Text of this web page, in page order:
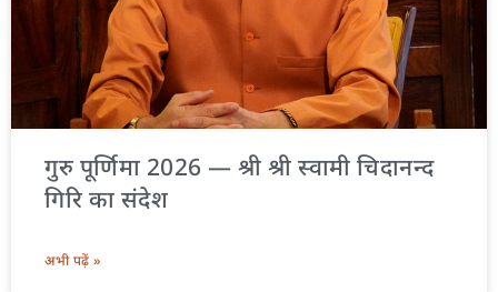
गुरु पूर्णिमा 2026 — श्री श्री स्वामी चिदानन्द
गिरि का संदेश
अभी पढ़ें »